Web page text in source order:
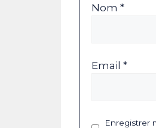
Nom *
Email *
Enregistrer